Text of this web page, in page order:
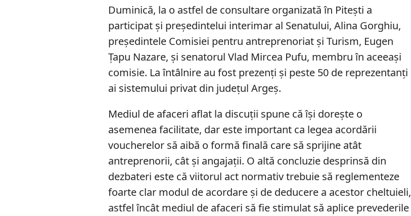
Duminică, la o astfel de consultare organizată în Pitești a
participat și preşedintelui interimar al Senatului, Alina Gorghiu,
preşedintele Comisiei pentru antreprenoriat şi Turism, Eugen
Ţapu Nazare, şi senatorul Vlad Mircea Pufu, membru în aceeaşi
comisie. La întâlnire au fost prezenți și peste 50 de reprezentanţi
ai sistemului privat din judeţul Argeş.
Mediul de afaceri aflat la discuții spune că își dorește o
asemenea facilitate, dar este important ca legea acordării
voucherelor să aibă o formă finală care să sprijine atât
antreprenorii, cât şi angajaţii. O altă concluzie desprinsă din
dezbateri este că viitorul act normativ trebuie să reglementeze
foarte clar modul de acordare şi de deducere a acestor cheltuieli,
astfel încât mediul de afaceri să fie stimulat să aplice prevederile